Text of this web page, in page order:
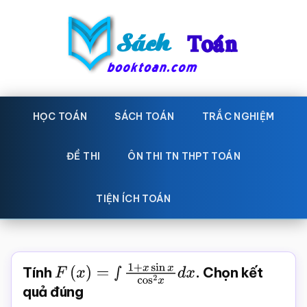
Sách
Toán
toán
Học
toán,
giáo
Toán,
HỌC TOÁN SÁCH TOÁN TRẮC NGHIỆM
ĐỀ THI ÔN THI TN THPT TOÁN
TIỆN ÍCH TOÁN
Tính F( x)= 1+x sinxcos2xdx. Chọn kết
quả đúng